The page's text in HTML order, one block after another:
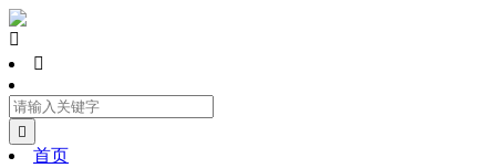



首页